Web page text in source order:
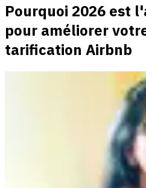
Pourquoi 2026 est
pour améliorer
tarification Airbnb